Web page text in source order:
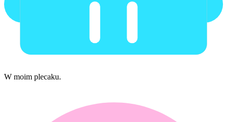
W moim plecaku.